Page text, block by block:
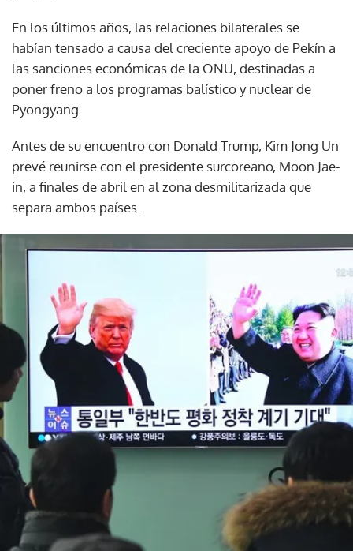
En los últimos años, las relaciones bilaterales se
habían tensado a causa del creciente apoyo de Pekín a
las sanciones económicas de la ONU, destinadas a
poner freno a los programas balístico y nuclear de
Pyongyang.
Antes de su encuentro con Donald Trump, Kim Jong Un
prevé reunirse con el presidente surcoreano, Moon Jae-
in, a finales de abril en al zona desmilitarizada que
separa ambos países.